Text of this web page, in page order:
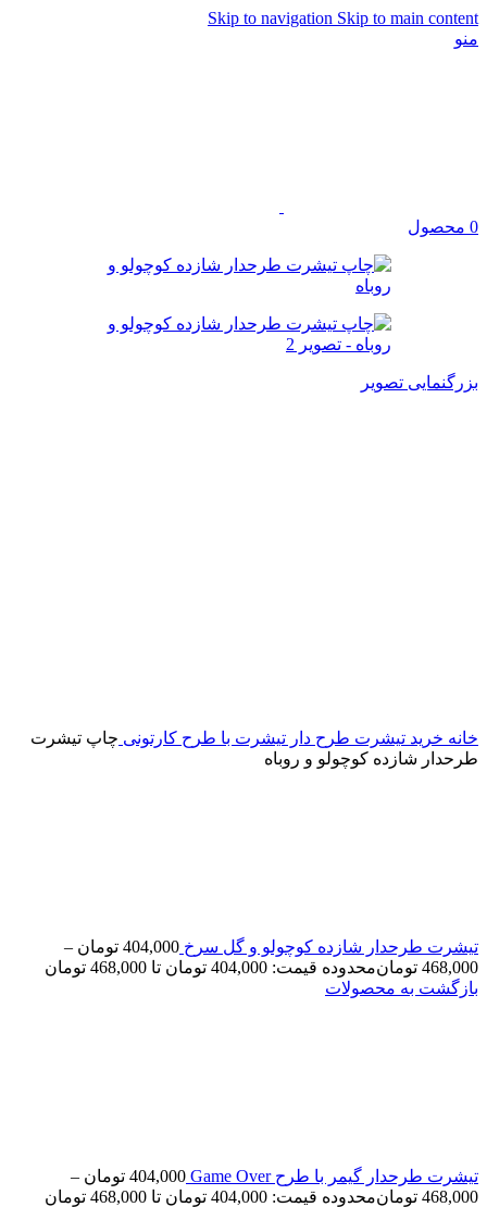
Skip to navigation Skip to main content
منو
0 محصول
بزرگنمایی تصویر
خانه خرید تیشرت طرح دار تیشرت با طرح کارتونی چاپ تیشرت
طرحدار شازده کوچولو و روباه
تیشرت طرحدار شازده کوچولو و گل سرخ 404,000 تومان –
468,000 تومانمحدوده قیمت: 404,000 تومان تا 468,000 تومان
بازگشت به محصولات
تیشرت طرحدار گیمر با طرح Game Over 404,000 تومان –
468,000 تومانمحدوده قیمت: 404,000 تومان تا 468,000 تومان